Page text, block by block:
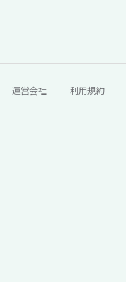
運営会社 利用規約